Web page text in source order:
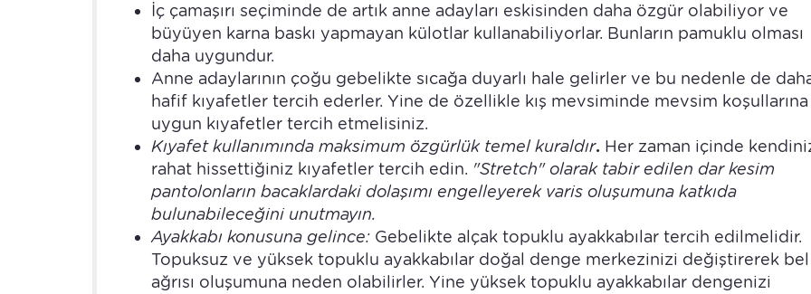
İç çamaşırı seçiminde de artık anne adayları eskisinden daha özgür olabiliyor ve
büyüyen karna baskı yapmayan külotlar kullanabiliyorlar. Bunların pamuklu olması
daha uygundur.
Anne adaylarının çoğu gebelikte sıcağa duyarlı hale gelirler ve bu nedenle de
hafif kıyafetler tercih ederler. Yine de özellikle kış mevsiminde mevsim koşullarına
uygun kıyafetler tercih etmelisiniz.
Kıyafet kullanımında maksimum özgürlük temel kuraldır. Her zaman içinde
rahat hissettiğiniz kıyafetler tercih edin. "Stretch" olarak tabir edilen dar kesim
pantolonların bacaklardaki dolaşımı engelleyerek varis oluşumuna katkıda
bulunabileceğini unutmayın.
Ayakkabı konusuna gelince: Gebelikte alçak topuklu ayakkabılar tercih edilmelidir.
Topuksuz ve yüksek topuklu ayakkabılar doğal denge merkezinizi değiştirerek bel
ağrısı oluşumuna neden olabilirler. Yine yüksek topuklu ayakkabılar dengenizi